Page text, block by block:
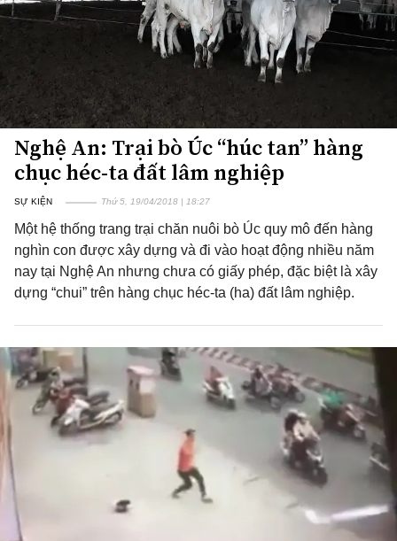
Nghệ An: Trại bò Úc “húc tan” hàng
chục héc-ta đất lâm nghiệp
SỰ KIỆN Thứ 5, 19/04/2018 | 18:27
Một hệ thống trang trại chăn nuôi bò Úc quy mô đến hàng
nghìn con được xây dựng và đi vào hoạt động nhiều năm
nay tại Nghệ An nhưng chưa có giấy phép, đặc biệt là xây
dựng “chui” trên hàng chục héc-ta (ha) đất lâm nghiệp.